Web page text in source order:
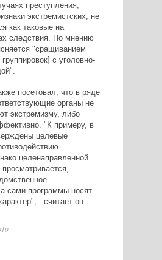
преступления,
экстремистских, не
как таковые на
следствия. По мнению
"сращиванием
с уголовно-
посетовал, что в ряде
органы не
экстремизму, либо
"К примеру, в
целевые
целенаправленной
сами программы носят
- считает он.